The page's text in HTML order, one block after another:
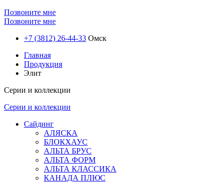
Позвоните мне
Позвоните мне
+7 (3812) 26-44-33 Омск
Главная
Продукция
Элит
Серии и коллекции
Серии и коллекции
Сайдинг
АЛЯСКА
БЛОКХАУС
АЛЬТА БРУС
АЛЬТА ФОРМ
АЛЬТА КЛАССИКА
КАНАДА ПЛЮС